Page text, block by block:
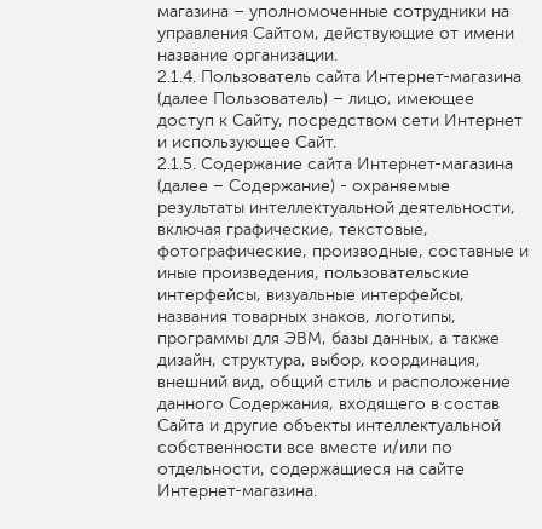
магазина – уполномоченные сотрудники на
управления Сайтом, действующие от имени
название организации.
Пользователь сайта Интернет-магазина
(далее Пользователь) – лицо, имеющее
доступ к Сайту, посредством сети Интернет
и использующее Сайт.
Содержание сайта Интернет-магазина
(далее – Содержание) - охраняемые
результаты интеллектуальной деятельности,
включая графические, текстовые,
фотографические, производные, составные и
иные произведения, пользовательские
интерфейсы, визуальные интерфейсы,
названия товарных знаков, логотипы,
программы для ЭВМ, базы данных, а также
дизайн, структура, выбор, координация,
внешний вид, общий стиль и расположение
данного Содержания, входящего в состав
Сайта и другие объекты интеллектуальной
собственности все вместе и/или по
отдельности, содержащиеся на сайте
Интернет-магазина.